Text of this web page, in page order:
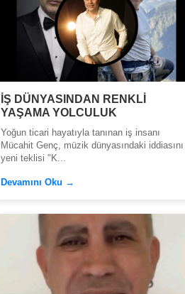
İŞ DÜNYASINDAN RENKLİ
YAŞAMA YOLCULUK
Yoğun ticari hayatıyla tanınan iş insanı
Mücahit Genç, müzik dünyasındaki iddiasını
yeni teklisi "K...
Devamını Oku →